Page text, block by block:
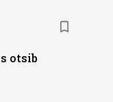
otsib